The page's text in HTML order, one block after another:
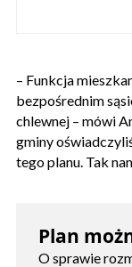
– Funkcja
bezpośrednim
chlewnej – mówi
gminy
tego planu. Tak
Plan
O sprawie